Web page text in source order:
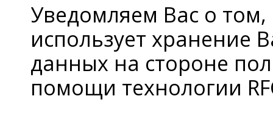
Уведомляем Вас о
использует хранение
данных на стороне
помощи технологии